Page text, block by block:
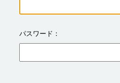
パスワード